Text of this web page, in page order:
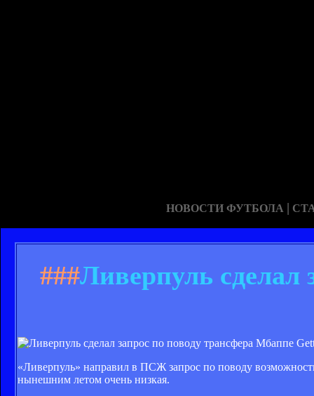
НОВОСТИ ФУТБОЛА |
###Ливерпуль сделал
«Ливерпуль» направил в ПСЖ запрос по поводу
нынешним летом очень низкая.